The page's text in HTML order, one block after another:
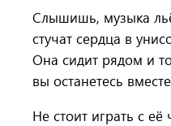
Слышишь, музыка
стучат сердца в
Она сидит рядом и
вы останетесь
Не стоит играть с её